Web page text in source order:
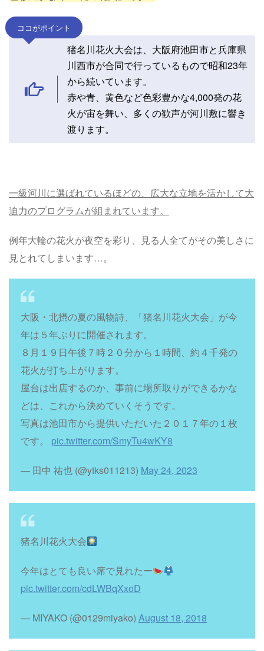
ココがポイント
猪名川花火大会は、大阪府池田市と兵庫県
川西市が合同で行っているもので昭和23年
から続いています。
赤や青、黄色など色彩豊かな4,000発の花
火が宙を舞い、多くの歓声が河川敷に響き
渡ります。
一級河川に選ばれているほどの、広大な立地を活かして大
迫力のプログラムが組まれています。
例年大輪の花火が夜空を彩り、見る人全てがその美しさに
見とれてしまいます…。
大阪・北摂の夏の風物詩、「猪名川花火大会」が今
年は５年ぶりに開催されます。
８月１９日午後７時２０分から１時間、約４千発の
花火が打ち上がります。
屋台は出店するのか、事前に場所取りができるかな
どは、これから決めていくそうです。
写真は池田市から提供いただいた２０１７年の１枚
です。 pic.twitter.com/SmyTu4wKY8
— 田中 祐也 (@ytks011213) May 24, 2023
猪名川花火大会
今年はとても良い席で見れたー
pic.twitter.com/cdLWBqXxoD
— MIYAKO (@0129miyako) August 18, 2018